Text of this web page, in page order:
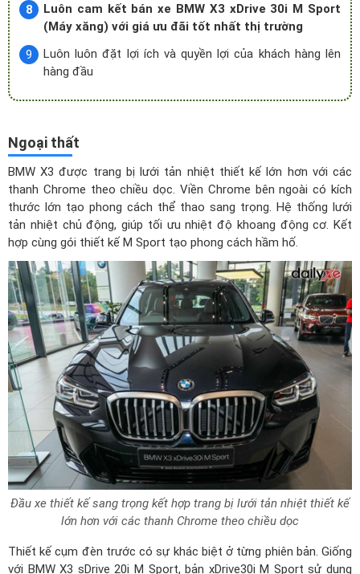
Luôn cam kết bán xe BMW X3 xDrive 30i M Sport
(Máy xăng) với giá ưu đãi tốt nhất thị trường
Luôn luôn đặt lợi ích và quyền lợi của khách hàng lên
hàng đầu
Ngoại thất
BMW X3 được trang bị lưới tản nhiệt thiết kế lớn hơn với các
thanh Chrome theo chiều dọc. Viền Chrome bên ngoài có kích
thước lớn tạo phong cách thể thao sang trọng. Hệ thống lưới
tản nhiệt chủ động, giúp tối ưu nhiệt độ khoang động cơ. Kết
hợp cùng gói thiết kế M Sport tạo phong cách hầm hố.
Đầu xe thiết kế sang trọng kết hợp trang bị lưới tản nhiệt thiết kế
lớn hơn với các thanh Chrome theo chiều dọc
Thiết kế cụm đèn trước có sự khác biệt ở từng phiên bản. Giống
với BMW X3 sDrive 20i M Sport, bản xDrive30i M Sport sử dụng